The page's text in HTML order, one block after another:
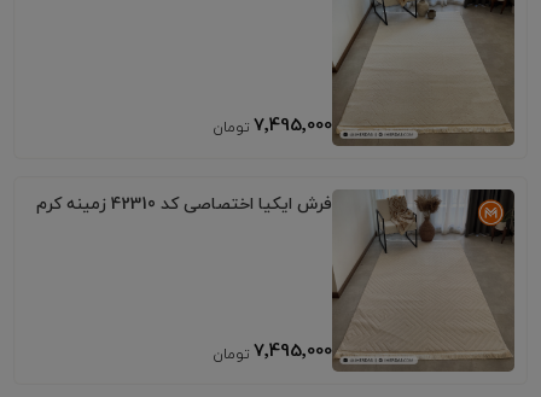
7٬495٬000
فرش ایکیا اختصاصی کد 42310 زمینه کرم
7٬495٬000